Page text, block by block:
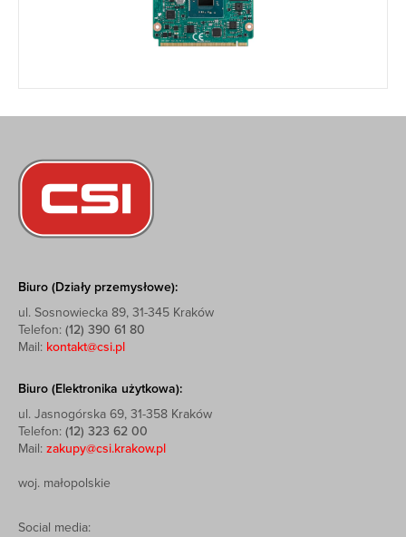
Biuro (Działy przemysłowe):
ul. Sosnowiecka 89, 31-345 Kraków
Telefon: (12) 390 61 80
Mail: kontakt@csi.pl
Biuro (Elektronika użytkowa):
ul. Jasnogórska 69, 31-358 Kraków
Telefon: (12) 323 62 00
Mail: zakupy@csi.krakow.pl
woj. małopolskie
Social media: